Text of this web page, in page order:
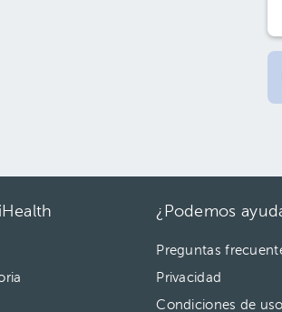
¿Podemos
Preguntas
Privacidad
Condiciones de uso